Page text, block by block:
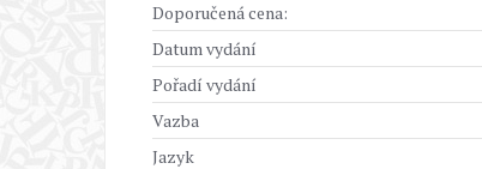
Doporučená cena:
Datum vydání
Pořadí vydání
Vazba
Jazyk